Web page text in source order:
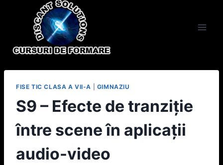
FISE TIC CLASA A VII-A GIMNAZIU
S9 – Efecte de tranziție
între scene în aplicații
audio-video